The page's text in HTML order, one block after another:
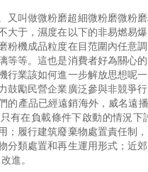
又叫做微粉磨超細微粉磨微粉
于，濕度在以下的非易燃易
粉機成品粒度在目范圍內任意
等等。這也是消費者好為關心
行業該如何進一步解放思想呢
鼓勵民營企業廣泛參與非競爭
產品已經遠銷海外，威名遠
有在負載條件下啟動的情況
；履行建筑廢棄物處置責任制
分類處置和再生運用形式；近
進。